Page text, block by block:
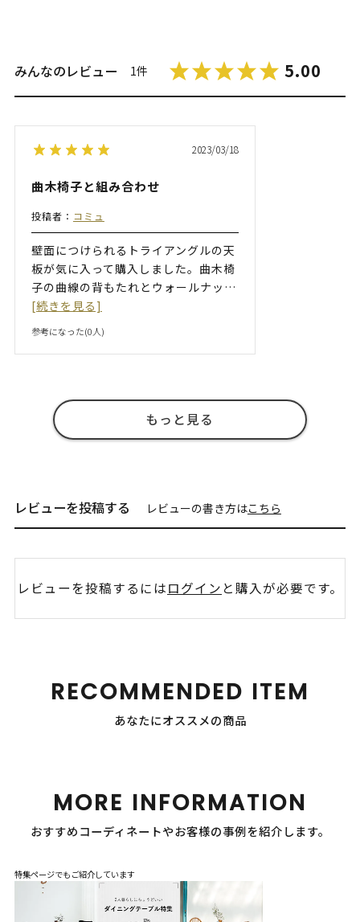
みんなのレビュー 1件 5.00
2023/03/18
曲木椅子と組み合わせ
投稿者： コミュ
壁面につけられるトライアングルの天
板が気に入って購入しました。曲木椅
子の曲線の背もたれとウォールナッ …
[続きを見る]
参考になった(0人)
もっと見る
レビューを投稿する レビューの書き方はこちら
レビューを投稿するにはログイン と購入が必要です。
RECOMMENDED ITEM
あなたにオススメの商品
MORE INFORMATION
おすすめコーディネートやお客様の事例を紹介します。
特集ページでもご紹介しています